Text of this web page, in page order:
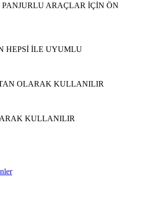
ARAÇLAR İÇİN ÖN
HEPSİ İLE UYUMLU
OLARAK KULLANILIR
KULLANILIR